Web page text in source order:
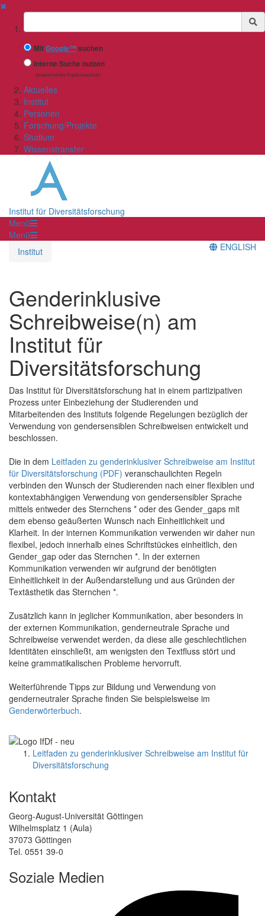
✖
Suchbegriff
MitGoogle™ suchen
Interne Suche nutzen
(eingeschränkte Ergebnisqualität)
Aktuelles
Institut
Personen
Forschung/Projekte
Studium
Wissenstransfer
Institut für Diversitätsforschung
Menü
Menü
Institut
ENGLISH
Genderinklusive
Schreibweise(n) am
Institut für
Diversitätsforschung
Das Institut für Diversitätsforschung hat in einem partizipativen
Prozess unter Einbeziehung der Studierenden und
Mitarbeitenden des Instituts folgende Regelungen bezüglich der
Verwendung von gendersensiblen Schreibweisen entwickelt und
beschlossen.
Die in dem Leitfaden zu genderinklusiver Schreibweise am Institut
für Diversitätsforschung (PDF) veranschaulichten Regeln
verbinden den Wunsch der Studierenden nach einer flexiblen und
kontextabhängigen Verwendung von gendersensibler Sprache
mittels entweder des Sternchens * oder des Gender_gaps mit
dem ebenso geäußerten Wunsch nach Einheitlichkeit und
Klarheit. In der internen Kommunikation verwenden wir daher nun
flexibel, jedoch innerhalb eines Schriftstückes einheitlich, den
Gender_gap oder das Sternchen *. In der externen
Kommunikation verwenden wir aufgrund der benötigten
Einheitlichkeit in der Außendarstellung und aus Gründen der
Textästhetik das Sternchen *.
Zusätzlich kann in jeglicher Kommunikation, aber besonders in
der externen Kommunikation, genderneutrale Sprache und
Schreibweise verwendet werden, da diese alle geschlechtlichen
Identitäten einschließt, am wenigsten den Textfluss stört und
keine grammatikalischen Probleme hervorruft.
Weiterführende Tipps zur Bildung und Verwendung von
genderneutraler Sprache finden Sie beispielsweise im
Genderwörterbuch.
Leitfaden zu genderinklusiver Schreibweise am Institut für
Diversitätsforschung
Kontakt
Georg-August-Universität Göttingen
Wilhelmsplatz 1 (Aula)
37073 Göttingen
Tel. 0551 39-0
Soziale Medien